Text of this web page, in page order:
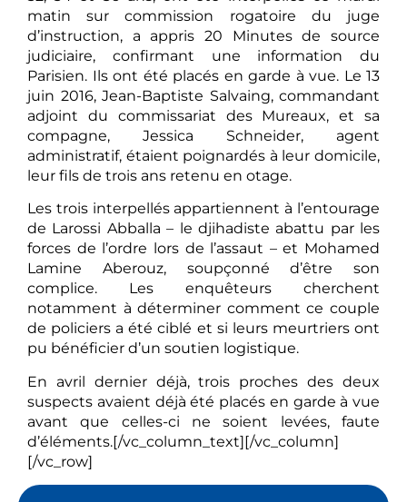
matin sur commission rogatoire du juge
d’instruction, a appris 20 Minutes de source
judiciaire, confirmant une information du
Parisien. Ils ont été placés en garde à vue. Le 13
juin 2016, Jean-Baptiste Salvaing, commandant
adjoint du commissariat des Mureaux, et sa
compagne, Jessica Schneider, agent
administratif, étaient poignardés à leur domicile,
leur fils de trois ans retenu en otage.
Les trois interpellés appartiennent à l’entourage
de Larossi Abballa – le djihadiste abattu par les
forces de l’ordre lors de l’assaut – et Mohamed
Lamine Aberouz, soupçonné d’être son
complice. Les enquêteurs cherchent
notamment à déterminer comment ce couple
de policiers a été ciblé et si leurs meurtriers ont
pu bénéficier d’un soutien logistique.
En avril dernier déjà, trois proches des deux
suspects avaient déjà été placés en garde à vue
avant que celles-ci ne soient levées, faute
d’éléments.[/vc_column_text][/vc_column]
[/vc_row]